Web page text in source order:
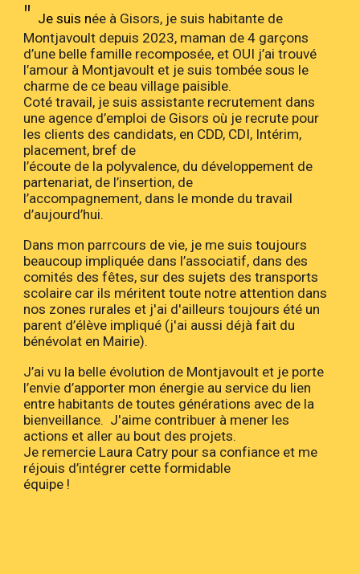
" Je suis née à Gisors, je suis habitante de
Montjavoult depuis 2023, maman de 4 garçons
d’une belle famille recomposée, et OUI j’ai trouvé
l’amour à Montjavoult et je suis tombée sous le
charme de ce beau village paisible.
Coté travail, je suis assistante recrutement dans
une agence d’emploi de Gisors où je recrute pour
les clients des candidats, en CDD, CDI, Intérim,
placement, bref de
l’écoute de la polyvalence, du développement de
partenariat, de l’insertion, de
l’accompagnement, dans le monde du travail
d’aujourd’hui.
Dans mon parrcours de vie, je me suis toujours
beaucoup impliquée dans l’associatif, dans des
comités des fêtes, sur des sujets des transports
scolaire car ils méritent toute notre attention dans
nos zones rurales et j'ai d'ailleurs toujours été un
parent d’élève impliqué (j'ai aussi déjà fait du
bénévolat en Mairie).
J’ai vu la belle évolution de Montjavoult et je porte
l’envie d’apporter mon énergie au service du lien
entre habitants de toutes générations avec de la
bienveillance. J'aime contribuer à mener les
actions et aller au bout des projets.
Je remercie Laura Catry pour sa confiance et me
réjouis d’intégrer cette formidable
équipe !